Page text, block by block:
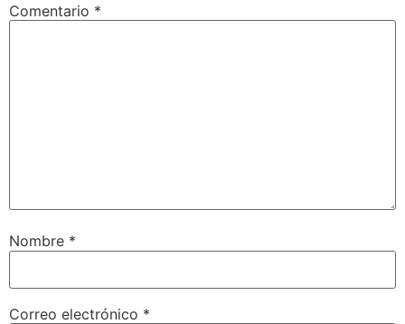
Comentario *
Nombre *
Correo electrónico *